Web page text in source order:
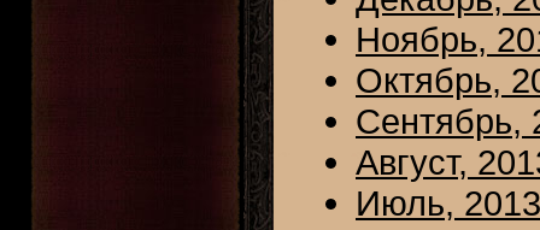
Ноябрь,
Октябрь,
Сентябрь,
Август,
Июль, 2013